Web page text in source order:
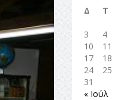
Δ
Τ
3
4
10
11
17
18
24
25
31
« Ιούλ